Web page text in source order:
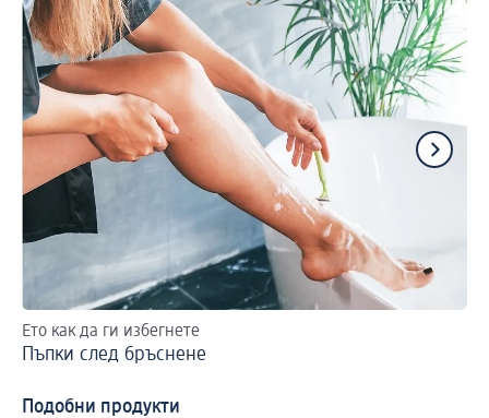
Ето как да ги избегнете
Пъпки след бръснене
Подобни продукти